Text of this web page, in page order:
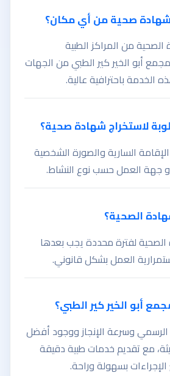
صحية من أي مكان؟
من المراكز الطبية
أبو الخير كير الطبي من الجهات
الخدمة باحترافية عالية.
لاستخراج شهادة صحية؟
السارية والصورة الشخصية
جهة العمل حسب نوع النشاط.
الصحية؟
لفترة محددة يجب بعدها
العمل بشكل قانوني.
أبو الخير كير الطبي؟
الرسمي وسرعة الإنجاز ووجود أفضل
مع تقديم خدمات طبية دقيقة
بسهولة وراحة.